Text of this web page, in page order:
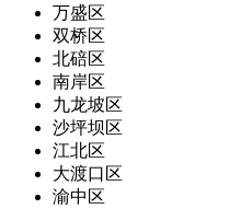
万盛区
双桥区
北碚区
南岸区
九龙坡区
沙坪坝区
江北区
大渡口区
渝中区